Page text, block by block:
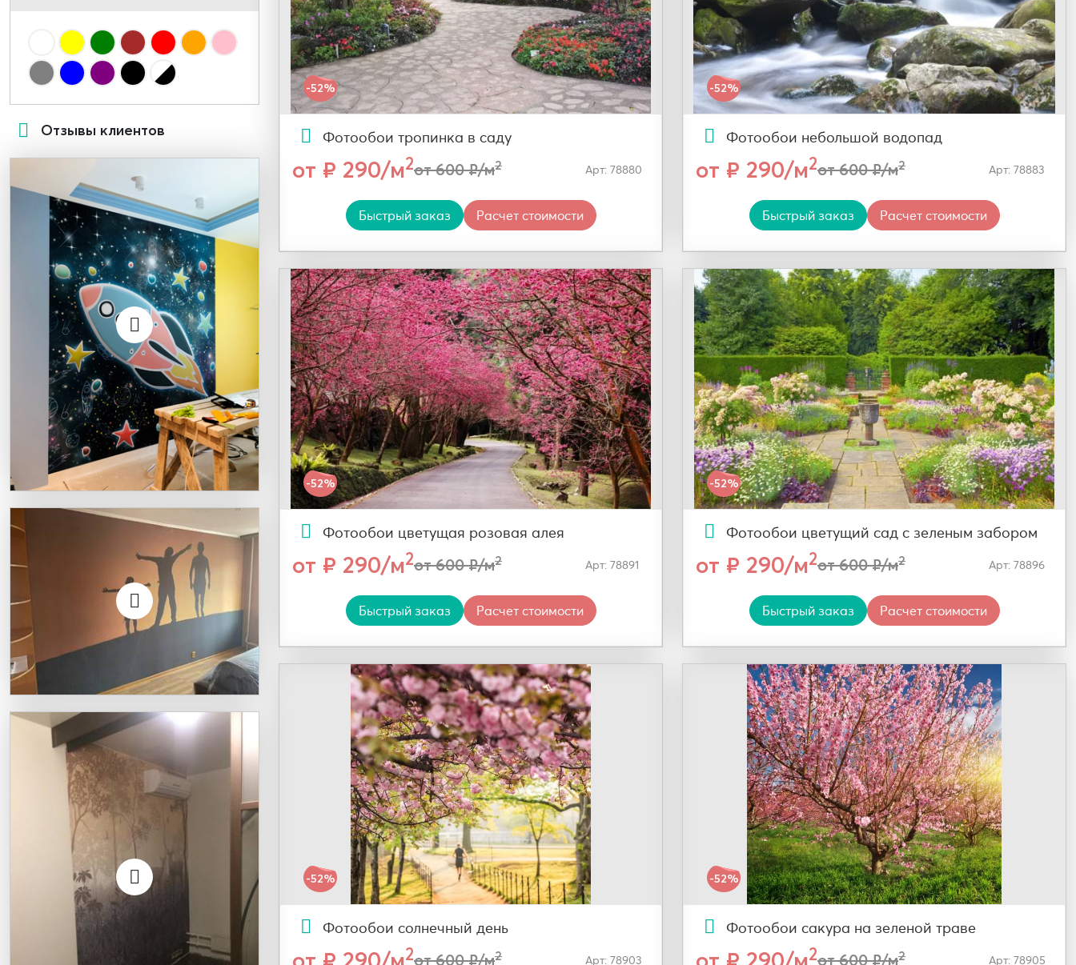
Отзывы клиентов
-52%
Фотообои тропинка в саду
от ₽ 290/м2от 600 ₽/м2 Арт: 78880
Быстрый заказ Расчет стоимости
-52%
Фотообои небольшой водопад
от ₽ 290/м2от 600 ₽/м2 Арт: 78883
Быстрый заказ Расчет стоимости
-52%
Фотообои цветущая розовая алея
от ₽ 290/м2от 600 ₽/м2 Арт: 78891
Быстрый заказ Расчет стоимости
-52%
Фотообои цветущий сад с зеленым забором
от ₽ 290/м2от 600 ₽/м2 Арт: 78896
Быстрый заказ Расчет стоимости
-52%
Фотообои солнечный день
2от 600 ₽/м2 Арт: 78903
-52%
Фотообои сакура на зеленой траве
2от 600 ₽/м2 Арт: 78905